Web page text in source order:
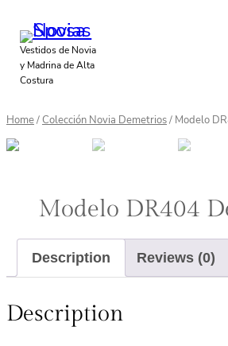
Vestidos de Novia
y Madrina de Alta
Costura
Home/ Colección Novia Demetrios/ Modelo
Modelo DR404
Description Reviews (0)
Description